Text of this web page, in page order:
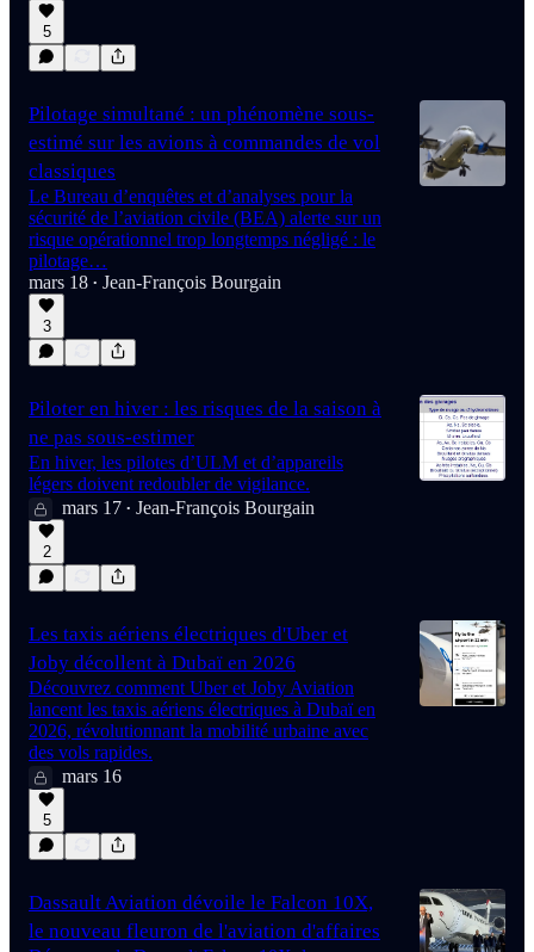
5
Pilotage simultané : un phénomène sous-
estimé sur les avions à commandes de vol
classiques
Le Bureau d’enquêtes et d’analyses pour la
sécurité de l’aviation civile (BEA) alerte sur un
risque opérationnel trop longtemps négligé : le
pilotage…
mars 18 • Jean-François Bourgain
3
Piloter en hiver : les risques de la saison à
ne pas sous-estimer
En hiver, les pilotes d’ULM et d’appareils
légers doivent redoubler de vigilance.
mars 17 • Jean-François Bourgain
2
Les taxis aériens électriques d'Uber et
Joby décollent à Dubaï en 2026
Découvrez comment Uber et Joby Aviation
lancent les taxis aériens électriques à Dubaï en
2026, révolutionnant la mobilité urbaine avec
des vols rapides.
mars 16
5
Dassault Aviation dévoile le Falcon 10X,
le nouveau fleuron de l'aviation d'affaires